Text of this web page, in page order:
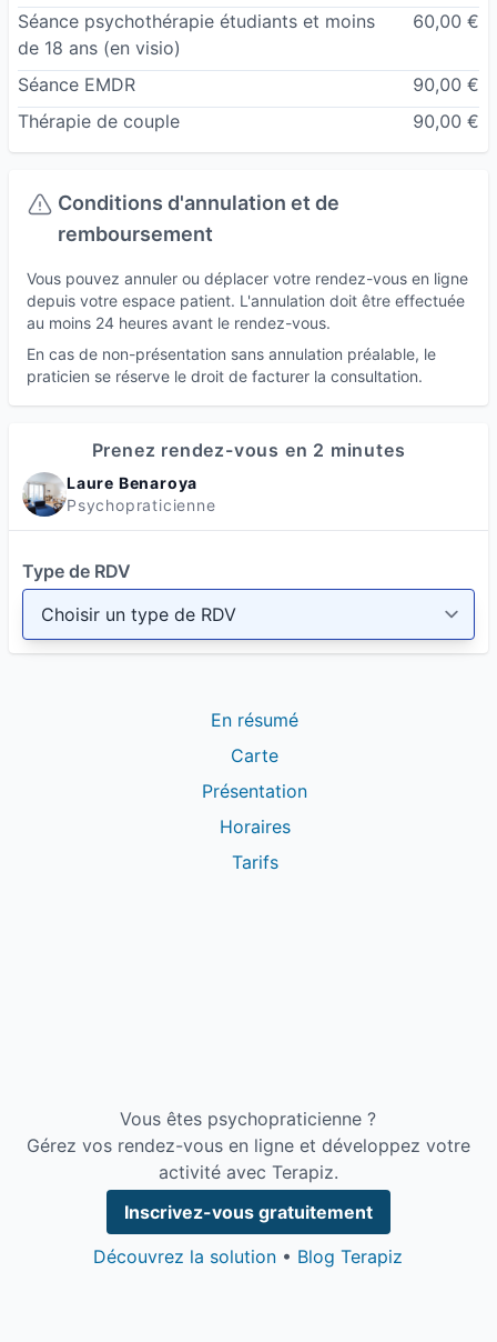
de confiance etc.)
Je suis diplômée d'un master en psychologie et
suis des formations chaque année pour vous
proposer de nouvelles solutions de soutien.
Séance psychothérapie étudiants et moins
de 18 ans (en visio)
60,00 €
Séance EMDR
90,00 €
Thérapie de couple
90,00 €
Conditions d'annulation et de
remboursement
Vous pouvez annuler ou déplacer votre rendez-vous en ligne
depuis votre espace patient. L'annulation doit être effectuée
au moins 24 heures avant le rendez-vous.
En cas de non-présentation sans annulation préalable, le
praticien se réserve le droit de facturer la consultation.
Prenez rendez-vous en 2 minutes
Laure Benaroya
Psychopraticienne
Type de RDV
En résumé
Carte
Présentation
Horaires
Tarifs
Vous êtes psychopraticienne ?
Gérez vos rendez-vous en ligne et développez votre
activité avec Terapiz.
Inscrivez-vous gratuitement
Découvrez la solution • Blog Terapiz